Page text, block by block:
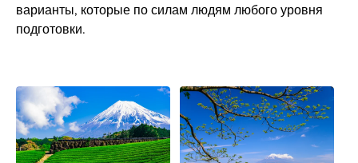
варианты, которые по силам людям любого уровня
подготовки.